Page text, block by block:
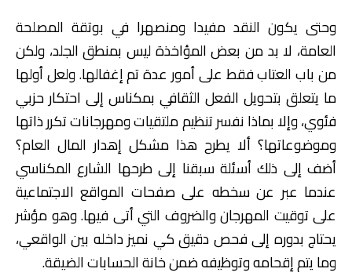
وحتى يكون النقد مفيدا ومنصهرا في بوتقة المصلحة
العامة، لا بد من بعض المؤاخذة ليس بمنطق الجلد، ولكن
من باب العتاب فقط على أمور عدة تم إغفالها. ولعل أولها
ما يتعلق بتحويل الفعل الثقافي بمكناس إلى احتكار حزبي
فئوي، وإلا بماذا نفسر تنظيم ملتقيات ومهرجانات تكرر ذاتها
وموضوعاتها؟ ألا يطرح هذا مشكل إهدار المال العام؟
أضف إلى ذلك أسئلة سبقنا إلى طرحها الشارع المكناسي
عندما عبر عن سخطه على صفحات المواقع الاجتماعية
على توقيت المهرجان والضروف التي أتى فيها. وهو مؤشر
يحتاج بدوره إلى فحص دقيق كي نميز داخله بين الواقعي،
وما يتم إقحامه وتوظيفه ضمن خانة الحسابات الضيقة.